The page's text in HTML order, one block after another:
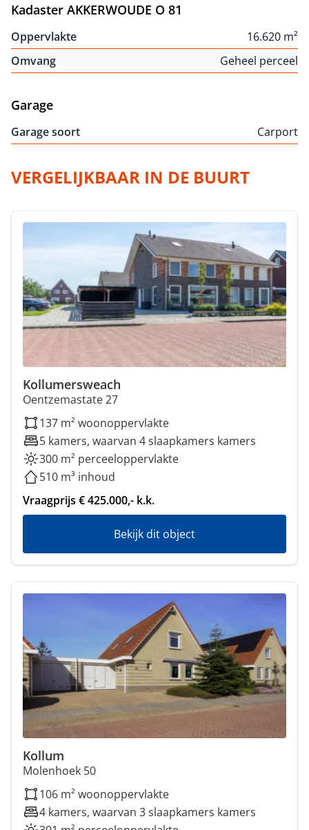
Kadaster AKKERWOUDE O 81
Oppervlakte
16.620 m²
Omvang
Geheel perceel
Garage
Garage soort Carport
VERGELIJKBAAR IN DE BUURT
Kollumersweach
Oentzemastate 27
137 m² woonoppervlakte
5 kamers, waarvan 4 slaapkamers kamers
300 m² perceeloppervlakte
510 m³ inhoud
Vraagprijs € 425.000,- k.k.
Bekijk dit object
Kollum
Molenhoek 50
106 m² woonoppervlakte
4 kamers, waarvan 3 slaapkamers kamers